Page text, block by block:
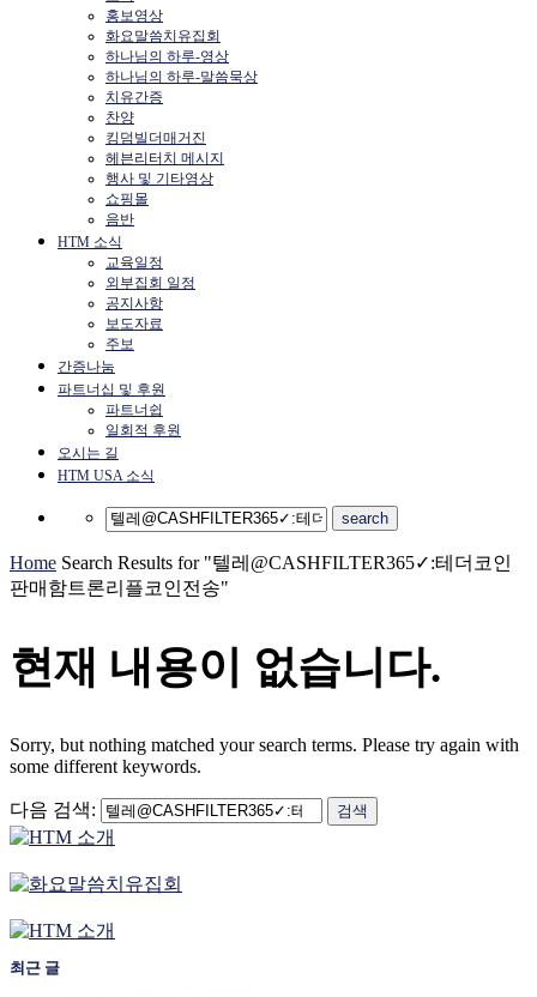
홍보영상
화요말씀치유집회
하나님의 하루-영상
하나님의 하루-말씀묵상
치유간증
찬양
킹덤빌더매거진
헤븐리터치 메시지
행사 및 기타영상
쇼핑몰
음반
HTM 소식
교육일정
외부집회 일정
공지사항
보도자료
주보
간증나눔
파트너십 및 후원
파트너쉽
일회적 후원
오시는 길
HTM USA 소식
Home Search Results for "텔레@CASHFILTER365✓:테더코인
판매함트론리플코인전송"
현재 내용이 없습니다.
Sorry, but nothing matched your search terms. Please try again with
some different keywords.
다음 검색:
최근 글